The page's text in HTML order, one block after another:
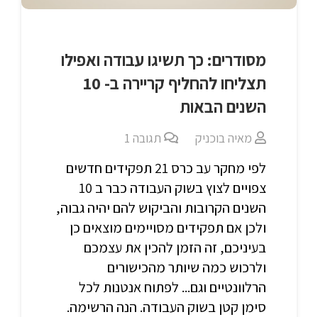
מסודרים: כך תשיגו עבודה ואפילו
תצליחו להחליף קריירה ב- 10
השנים הבאות
מאיה בוכניק תגובה1
לפי מחקר עב כרס 21 תפקידים חדשים
צפויים לצוץ בשוק העבודה כבר ב 10
השנים הקרובות והביקוש להם יהיה גבוה,
ולכן אם תפקידים מסויימים מוצאים כן
בעיניכם, זה הזמן להכין את עצמכם
ולרכוש כמה שיותר מהכישורים
הרלוונטיים וגם... לפתוח אנטנות לכל
סימן קטן בשוק העבודה. הנה הרשימה.